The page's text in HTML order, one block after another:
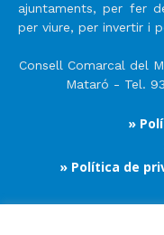
ajuntaments, per fer
per viure, per invertir i
Consell Comarcal del
Mataró - Tel.
»
» Política de